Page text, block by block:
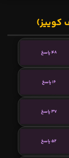
کوییز)
48 پاسخ
16 پاسخ
37 پاسخ
52 پاسخ